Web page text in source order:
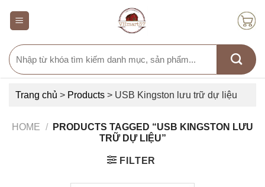
Search
for:
Trang chủ > Products > USB Kingston lưu trữ dự liệu
HOME /
PRODUCTS TAGGED “USB KINGSTON LƯU
TRỮ DỰ LIỆU”
FILTER